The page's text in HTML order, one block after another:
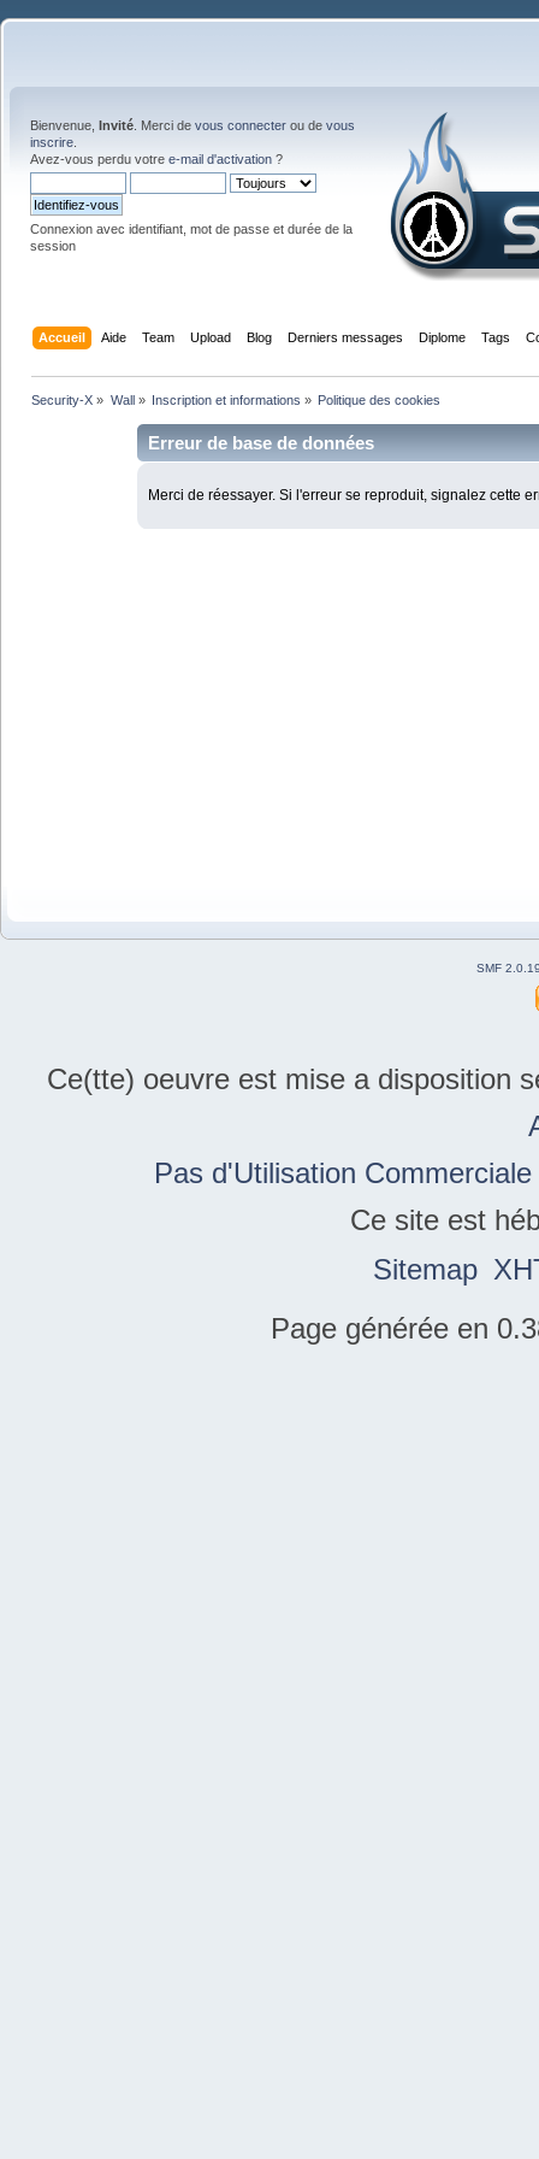
Bienvenue, Invité . Merci de vous connecter ou de vous
inscrire
Avez-vous perdu votre e-mail d'activation ?
Connexion avec identifiant, mot de passe et durée de la
session
Accueil Aide Team Upload Blog Derniers messages Diplome Tags
Security-X » Wall» Inscription et informations » Politique des cookies
Erreur de base de données
Merci de réessayer. Si l'erreur se reproduit, signalez cette
SMF
Ce(tte) oeuvre est mise a disposition
Pas d'Utilisation
Ce site est
Sitemap
Page générée en